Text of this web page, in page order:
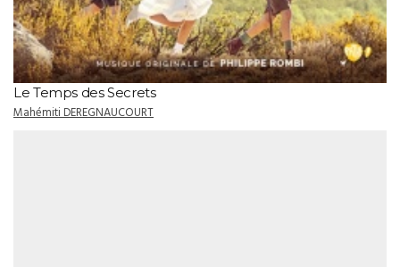
Le Temps des Secrets
Mahémiti DEREGNAUCOURT